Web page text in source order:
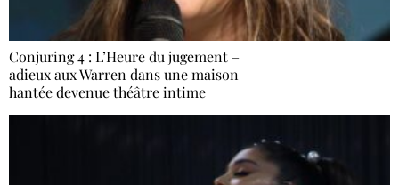
Conjuring 4 : L’Heure du jugement –
adieux aux Warren dans une maison
hantée devenue théâtre intime